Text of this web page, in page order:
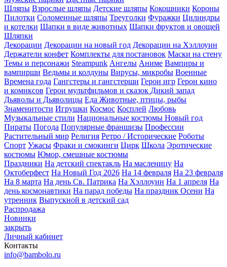
Шляпы Взрослые шляпы Детские шляпы Кокошники Короны
Пилотки Соломенные шляпы Треуголки Фуражки Цилиндры
и котелки Шапки в виде животных Шапки фруктов и овощей
Шляпки
Декорации Декорации на новый год Декорации на Хэллоуин
Держатели конфет Комплекты для постановок Маски на стену
Темы и персонажи Steampunk Ангелы Аниме Вампиры и
вампирши Ведьмы и колдуны Вирусы, микробы Военные
Времена года Гангстеры и гангстерши Герои игр Герои кино
и комиксов Герои мультфильмов и сказок Дикий запад
Дьяволы и Дьяволицы Еда Животные, птицы, рыбы
Знаменитости Игрушки Космос Косплей Любовь
Музыкальные стили Национальные костюмы Новый год
Пираты Погода Популярные франшизы Профессии
Растительный мир Религия Ретро / Исторические Роботы
Спорт Ужасы Фраки и смокинги Цирк Школа Эротические
костюмы Юмор, смешные костюмы
Праздники На детский спектакль На масленицу На
Октоберфест На Новый Год 2026 На 14 февраля На 23 февраля
На 8 марта На день Св. Патрика На Хэллоуин На 1 апреля На
день космонавтики На парад победы На праздник Осени На
утренник Выпускной в детский сад
Распродажа
Новинки
закрыть
Личный кабинет
Контакты
info@bambolo.ru